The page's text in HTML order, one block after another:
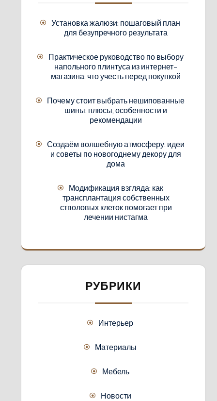
Установка жалюзи: пошаговый план
для безупречного результата
Практическое руководство по выбору
напольного плинтуса из интернет-
магазина: что учесть перед покупкой
Почему стоит выбрать нешипованные
шины: плюсы, особенности и
рекомендации
Создаём волшебную атмосферу: идеи
и советы по новогоднему декору для
дома
Модификация взгляда: как
трансплантация собственных
стволовых клеток помогает при
лечении нистагма
РУБРИКИ
Интерьер
Материалы
Мебель
Новости